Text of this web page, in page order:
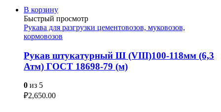
В корзину
Быстрый просмотр
Рукава для разгрузки цементовозов, муковозов,
кормовозов
Рукав штукатурный Ш (VIII)100-118мм (6,3
Атм) ГОСТ 18698-79 (м)
0 из 5
₽2,650.00